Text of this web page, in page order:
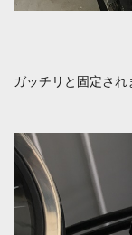
ガッチリと固定され